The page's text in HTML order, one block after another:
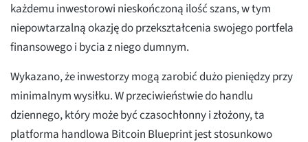
każdemu inwestorowi nieskończoną ilość szans, w tym
niepowtarzalną okazję do przekształcenia swojego portfela
finansowego i bycia z niego dumnym.
Wykazano, że inwestorzy mogą zarobić dużo pieniędzy przy
minimalnym wysiłku. W przeciwieństwie do handlu
dziennego, który może być czasochłonny i złożony, ta
platforma handlowa Bitcoin Blueprint jest stosunkowo